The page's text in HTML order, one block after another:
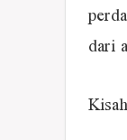
dari